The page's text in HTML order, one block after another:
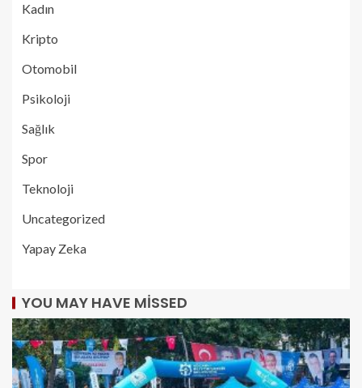
Kadın
Kripto
Otomobil
Psikoloji
Sağlık
Spor
Teknoloji
Uncategorized
Yapay Zeka
YOU MAY HAVE MISSED